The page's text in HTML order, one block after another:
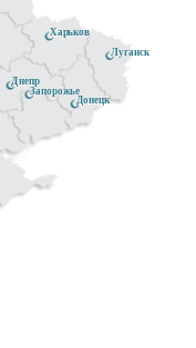
Луганск
Донецк
Днепр
Запорожье
Харьков